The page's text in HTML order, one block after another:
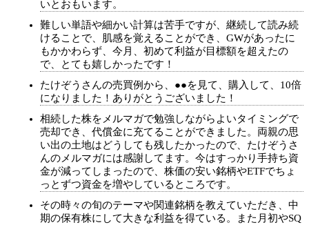
いとおもいます。
難しい単語や細かい計算は苦手ですが、継続して読み続
けることで、肌感を覚えることができ、GWがあったに
もかかわらず、今月、初めて利益が目標額を超えたの
で、とても嬉しかったです！
たけぞうさんの売買例から、●●を見て、購入して、10倍
になりました！ありがとうございました！
相続した株をメルマガで勉強しながらよいタイミングで
売却でき、代償金に充てることができました。両親の思
い出の土地はどうしても残したかったので、たけぞうさ
んのメルマガには感謝してます。今はすっかり手持ち資
金が減ってしまったので、株価の安い銘柄やETFでちょ
っとずつ資金を増やしているところです。
その時々の旬のテーマや関連銘柄を教えていただき、中
期の保有株にして大きな利益を得ている。また月初やSQ